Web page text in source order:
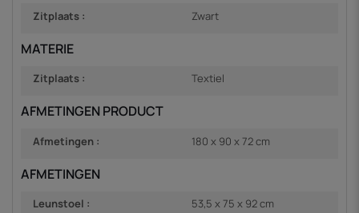
Zitplaats : Zwart
MATERIE
Zitplaats : Textiel
AFMETINGEN PRODUCT
Afmetingen : 180 x 90 x 72 cm
AFMETINGEN
Leunstoel : 53,5 x 75 x 92 cm